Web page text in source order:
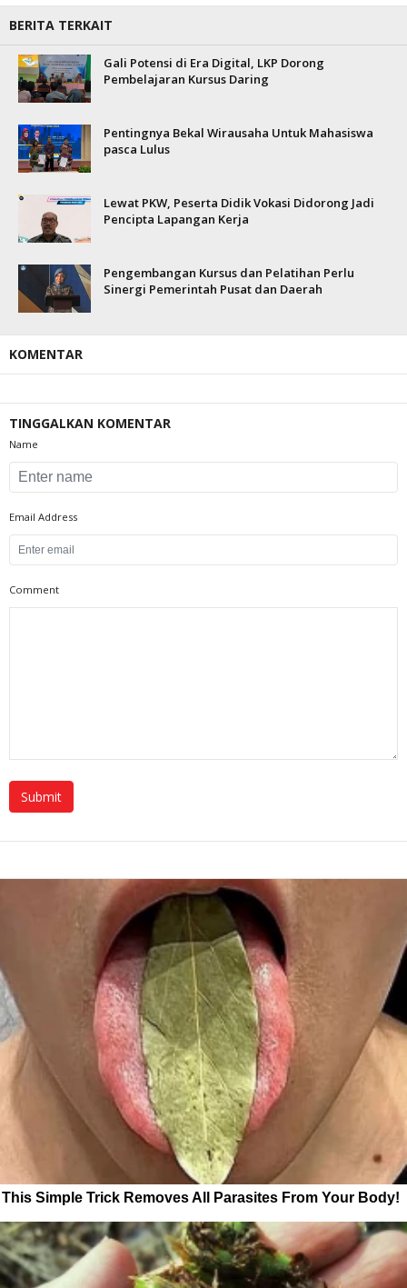
BERITA TERKAIT
Gali Potensi di Era Digital, LKP Dorong
Pembelajaran Kursus Daring
Pentingnya Bekal Wirausaha Untuk Mahasiswa
pasca Lulus
Lewat PKW, Peserta Didik Vokasi Didorong Jadi
Pencipta Lapangan Kerja
Pengembangan Kursus dan Pelatihan Perlu
Sinergi Pemerintah Pusat dan Daerah
KOMENTAR
TINGGALKAN KOMENTAR
Name
Email Address
Comment
This Simple Trick Removes All Parasites From Your Body!